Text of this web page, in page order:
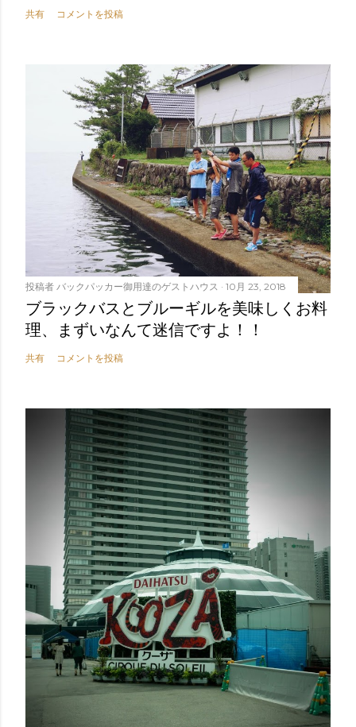
共有 コメントを投稿
投稿者 バックパッカー御用達のゲストハウス 10月 23, 2018
ブラックバスとブルーギルを美味しくお料
理、まずいなんて迷信ですよ！！
共有 コメントを投稿